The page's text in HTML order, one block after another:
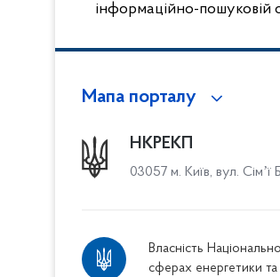
інформаційно-пошуковій
Мапа порталу
НКРЕКП
03057 м. Київ, вул. Сімʼї
Власність
сферах енергетики